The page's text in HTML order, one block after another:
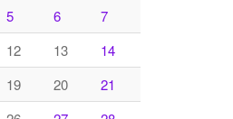
5 6
7
12 13
14
19 20
21